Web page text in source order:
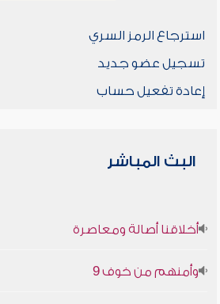
استرجاع الرمز السري
تسجيل عضو جديد
إعادة تفعيل حساب
البث المباشر
أخلاقنا أصالة ومعاصرة
وأمنهم من خوف 9